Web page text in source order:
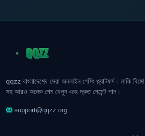
qqzz বাংলাদেশের সেরা অনলাইন গেমিং প্ল্যাটফর্ম। লাকি বিঙ্গো
সহ আরও অনেক গেম খেলুন এবং দ্রুত পেমেন্ট পান।
support@qqzz.org